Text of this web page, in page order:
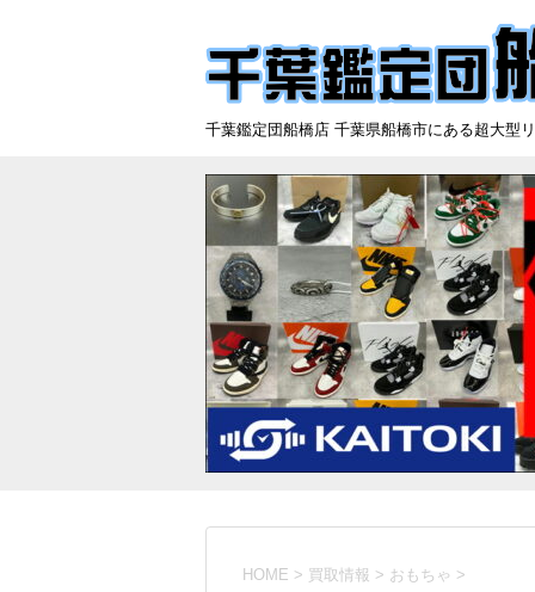
千葉鑑定団船橋店 千葉県船橋市にある超大
HOME > 買取情報 > おもちゃ >